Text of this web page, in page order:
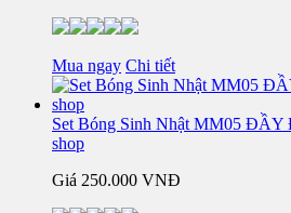
Mua ngay Chi tiết
Set Bóng Sinh Nhật MM05
shop
Giá 250.000 VNĐ